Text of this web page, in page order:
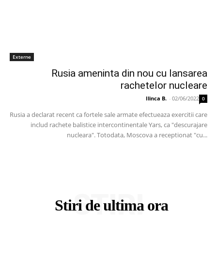
Externe
Rusia ameninta din nou cu lansarea
rachetelor nucleare
Ilinca B. - 02/06/2022 0
Rusia a declarat recent ca fortele sale armate efectueaza exercitii care
includ rachete balistice intercontinentale Yars, ca "descurajare
nucleara". Totodata, Moscova a receptionat "cu...
Stiri de ultima ora
STIRI